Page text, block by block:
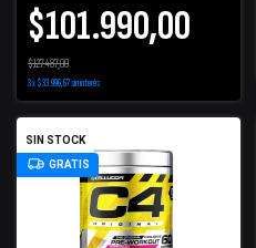
$101.990,00
$127.487,00
3x$33.996,67sin interés
SIN STOCK
GRATIS